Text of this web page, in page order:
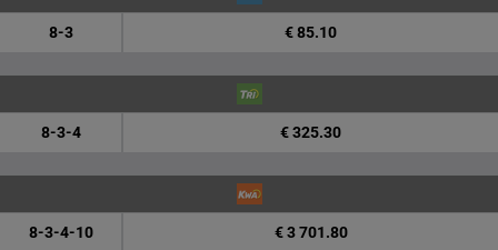
8-3 € 85.10
8-3-4 € 325.30
8-3-4-10 € 3 701.80